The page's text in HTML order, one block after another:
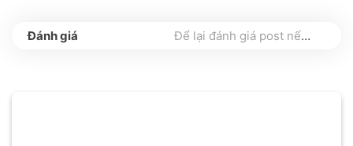
Để lại đánh giá post nếu bạn thấy hữu ích nhé